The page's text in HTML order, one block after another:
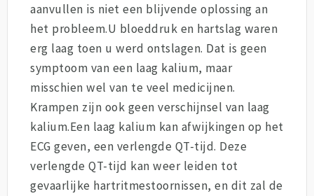
aanvullen is niet een blijvende oplossing an
het probleem.U bloeddruk en hartslag waren
erg laag toen u werd ontslagen. Dat is geen
symptoom van een laag kalium, maar
misschien wel van te veel medicijnen.
Krampen zijn ook geen verschijnsel van laag
kalium.Een laag kalium kan afwijkingen op het
ECG geven, een verlengde QT-tijd. Deze
verlengde QT-tijd kan weer leiden tot
gevaarlijke hartritmestoornissen, en dit zal de